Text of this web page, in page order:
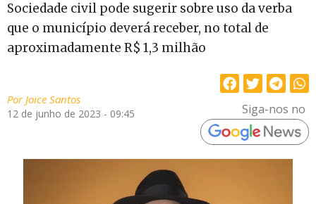
Sociedade civil pode sugerir sobre uso da verba
que o município deverá receber, no total de
aproximadamente R$ 1,3 milhão
PorJoice Santos
12 de junho de 2023 - 09:45 Siga-nos no